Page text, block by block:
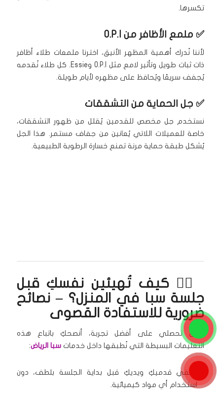
تكسرها.
✅ ملمع الأظافر من O.P.I
لأننا نُدرك أهمية المظهر الأنيق، اخترنا ملمعات طلاء أظافر
ذات ثبات طويل وتأثير لامع مثل O.P.I وEssie. كل طلاء نُقدمه
يُجفف سريعًا ويُحافظ على مظهره لأيام طويلة.
✅ جل الحماية من التشققات
نستخدم جل مخصص للقدمين يُقلل من ظهور التشققات،
خاصة للعميلات اللاتي يُعانين من جفاف مستمر. هذا الجل
يُشكل طبقة حماية مرنة تمنع خسارة الرطوبة الطبيعية.
🧘‍♀️ كيف تُهيئين نفسكِ قبل
جلسة سبا في المنزل؟ – نصائح
ضرورية للاستفادة القصوى
حتى تحصلي على أفضل تجربة، أنصحكِ باتباع هذه
التعليمات البسيطة التي نُطبقها داخل خدمات سبا الرياض:
نظّفي قدميكِ ويديكِ قبل بداية الجلسة بلطف، دون
استخدام أي مواد كيميائية.